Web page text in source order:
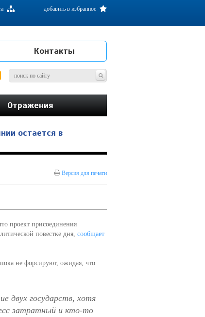
добавить в избранное
Контакты
Отражения
остается в
Версия для печати
проект присоединения
повестке дня, сообщает
не форсируют, ожидая, что
двух государств, хотя
затратный и кто-то